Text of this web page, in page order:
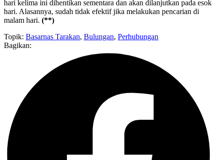
hari kelima ini dihentikan sementara dan akan dilanjutkan pada esok
hari. Alasannya, sudah tidak efektif jika melakukan pencarian di
malam hari. (**)
Topik: Basarnas Tarakan, Bulungan, Perhubungan
Bagikan: